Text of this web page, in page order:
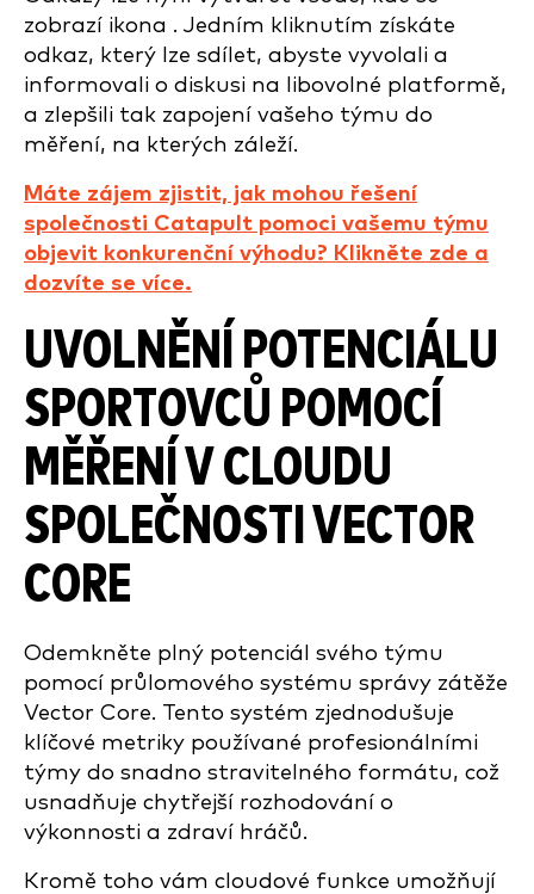
zobrazí ikona . Jedním kliknutím získáte
odkaz, který lze sdílet, abyste vyvolali a
informovali o diskusi na libovolné platformě,
a zlepšili tak zapojení vašeho týmu do
měření, na kterých záleží.
Máte zájem zjistit, jak mohou řešení
společnosti Catapult pomoci vašemu týmu
objevit konkurenční výhodu? Klikněte zde a
dozvíte se více.
UVOLNĚNÍ POTENCIÁLU
SPORTOVCŮ POMOCÍ
MĚŘENÍ V CLOUDU
SPOLEČNOSTI VECTOR
CORE
Odemkněte plný potenciál svého týmu
pomocí průlomového systému správy zátěže
Vector Core. Tento systém zjednodušuje
klíčové metriky používané profesionálními
týmy do snadno stravitelného formátu, což
usnadňuje chytřejší rozhodování o
výkonnosti a zdraví hráčů.
Kromě toho vám cloudové funkce umožňují